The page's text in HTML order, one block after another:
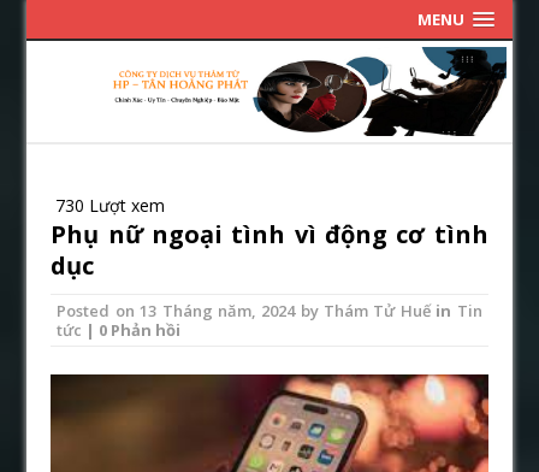
MENU
730 Lượt xem
Phụ nữ ngoại tình vì động cơ tình
dục
Posted on 13 Tháng năm, 2024by Thám Tử Huếin Tin
tức | 0 Phản hồi